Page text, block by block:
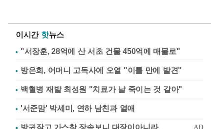
이시간 핫뉴스
"서장훈, 28억에 산 서초 건물 450억에 매물로"
방은희, 어머니 고독사에 오열 "이틀 만에 발견"
백혈병 재발 최성원 "치료가 날 죽이는 것 같아"
'서준맘' 박세미, 연하 남친과 열애